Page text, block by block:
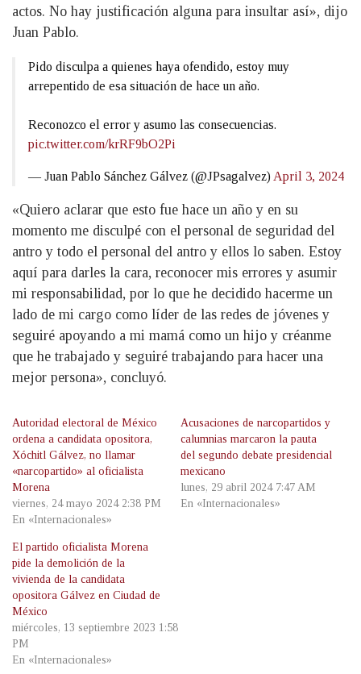
actos. No hay justificación alguna para insultar así», dijo
Juan Pablo.
Pido disculpa a quienes haya ofendido, estoy muy
arrepentido de esa situación de hace un año.
Reconozco el error y asumo las consecuencias.
pic.twitter.com/krRF9bO2Pi
— Juan Pablo Sánchez Gálvez (@JPsagalvez) April 3, 2024
«Quiero aclarar que esto fue hace un año y en su
momento me disculpé con el personal de seguridad del
antro y todo el personal del antro y ellos lo saben. Estoy
aquí para darles la cara, reconocer mis errores y asumir
mi responsabilidad, por lo que he decidido hacerme un
lado de mi cargo como líder de las redes de jóvenes y
seguiré apoyando a mi mamá como un hijo y créanme
que he trabajado y seguiré trabajando para hacer una
mejor persona», concluyó.
Autoridad electoral de México
ordena a candidata opositora,
Xóchitl Gálvez, no llamar
«narcopartido» al oficialista
Morena
viernes, 24 mayo 2024 2:38 PM
En «Internacionales»
Acusaciones de narcopartidos y
calumnias marcaron la pauta
del segundo debate presidencial
mexicano
lunes, 29 abril 2024 7:47 AM
En «Internacionales»
El partido oficialista Morena
pide la demolición de la
vivienda de la candidata
opositora Gálvez en Ciudad de
México
miércoles, 13 septiembre 2023 1:58
PM
En «Internacionales»